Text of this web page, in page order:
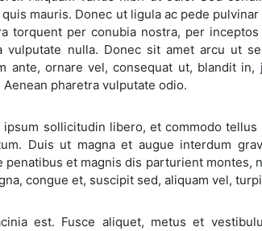
mauris. Donec ut ligula ac pede
torquent per conubia nostra, per inceptos
nulla. Donec sit amet arcu ut
ante, ornare vel, consequat ut, blandit
pharetra vulputate odio.
sollicitudin libero, et commodo tellus
Duis ut magna et augue interdum
penatibus et magnis dis parturient montes,
congue et, suscipit sed, aliquam vel,
est. Fusce aliquet, metus et